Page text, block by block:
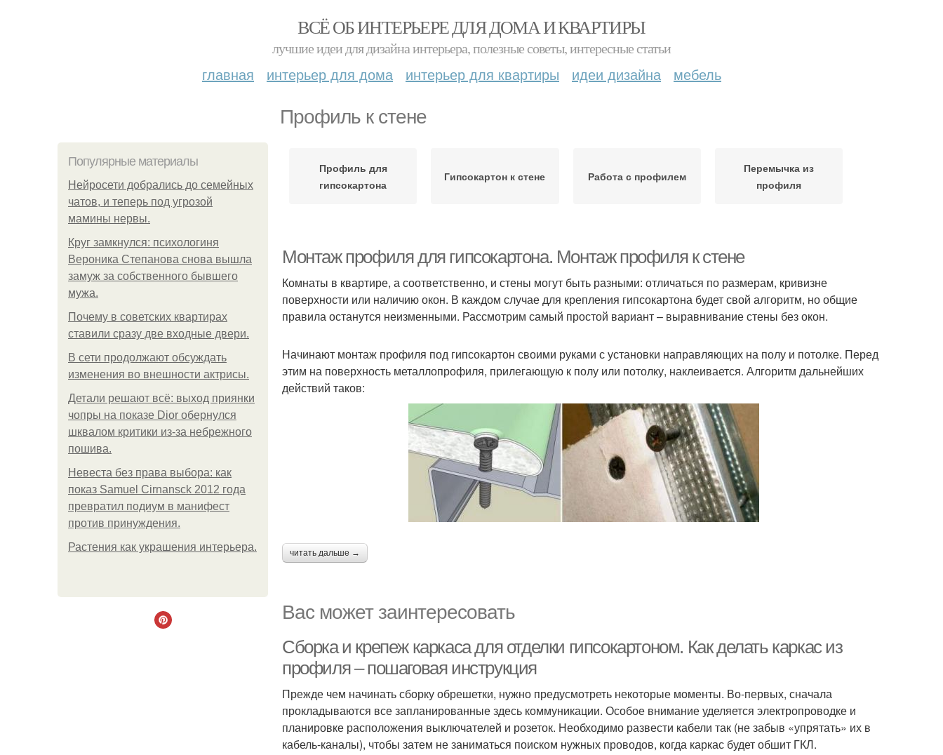
ВСЁ ОБ ИНТЕРЬЕРЕ ДЛЯ ДОМА И КВАРТИРЫ
лучшие идеи для дизайна интерьера, полезные советы, интересные статьи
главная интерьер для дома интерьер для квартиры идеи дизайна мебель
Профиль к стене
Популярные материалы
Нейросети добрались до семейных
чатов, и теперь под угрозой
мамины нервы.
Круг замкнулся: психологиня
Вероника Степанова снова вышла
замуж за собственного бывшего
мужа.
Почему в советских квартирах
ставили сразу две входные двери.
В сети продолжают обсуждать
изменения во внешности актрисы.
Детали решают всё: выход приянки
чопры на показе Dior обернулся
шквалом критики из-за небрежного
пошива.
Невеста без права выбора: как
показ Samuel Cirnansck 2012 года
превратил подиум в манифест
против принуждения.
Растения как украшения интерьера.
Профиль для
гипсокартона
Гипсокартон к стене Работа с профилем
Перемычка из
профиля
Монтаж профиля для гипсокартона. Монтаж профиля к стене
Комнаты в квартире, а соответственно, и стены могут быть разными: отличаться по размерам, кривизне
поверхности или наличию окон. В каждом случае для крепления гипсокартона будет свой алгоритм, но общие
правила останутся неизменными. Рассмотрим самый простой вариант – выравнивание стены без окон.
Начинают монтаж профиля под гипсокартон своими руками с установки направляющих на полу и потолке. Перед
этим на поверхность металлопрофиля, прилегающую к полу или потолку, наклеивается. Алгоритм дальнейших
действий таков:
читать дальше →
Вас может заинтересовать
Сборка и крепеж каркаса для отделки гипсокартоном. Как делать каркас из
профиля – пошаговая инструкция
Прежде чем начинать сборку обрешетки, нужно предусмотреть некоторые моменты. Во-первых, сначала
прокладываются все запланированные здесь коммуникации. Особое внимание уделяется электропроводке и
планировке расположения выключателей и розеток. Необходимо развести кабели так (не забыв «упрятать» их в
кабель-каналы), чтобы затем не заниматься поиском нужных проводов, когда каркас будет обшит ГКЛ.